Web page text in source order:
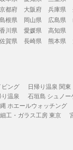
京都府 大阪府 兵庫県
島根県 岡山県 広島県
香川県 愛媛県
高知県
佐賀県 長崎県 熊本県
ング 日帰り温泉 関東
温泉 石垣島 シュノー
ホエールウォッチング
工・ガラス工房 東京